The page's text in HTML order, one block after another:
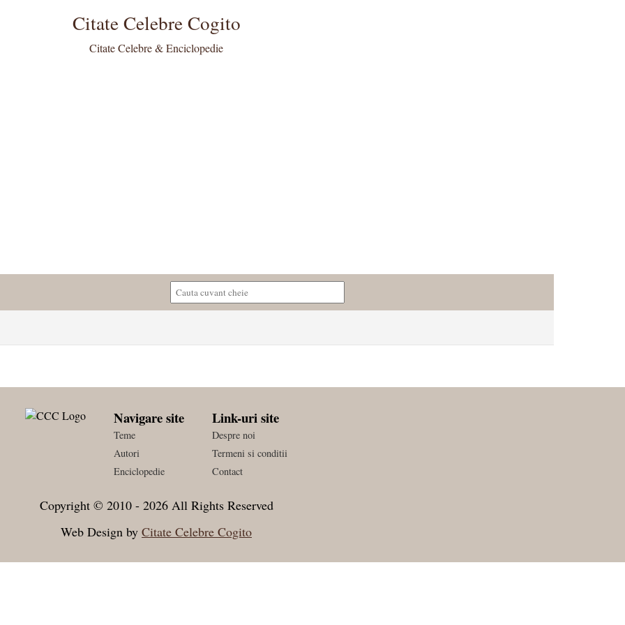
Citate Celebre Cogito
Citate Celebre & Enciclopedie
Navigare site
Teme
Autori
Enciclopedie
Link-uri site
Despre noi
Termeni si conditii
Contact
Copyright © 2010 - 2026 All Rights Reserved
Web Design by Citate Celebre Cogito